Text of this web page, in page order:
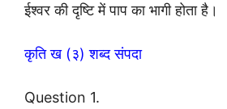
ईश्वर की दृष्टि में पाप का भागी होता है।
कृति ख (३) शब्द संपदा
Question 1.